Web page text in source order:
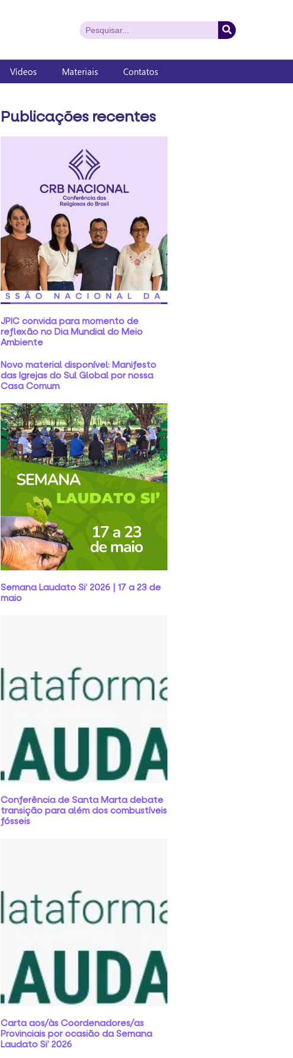
Vídeos Materiais Contatos
Publicações recentes
JPIC convida para momento de
reflexão no Dia Mundial do Meio
Ambiente
Novo material disponível: Manifesto
das Igrejas do Sul Global por nossa
Casa Comum
Semana Laudato Si’ 2026 | 17 a 23 de
maio
Conferência de Santa Marta debate
transição para além dos combustíveis
fósseis
Carta aos/às Coordenadores/as
Provinciais por ocasião da Semana
Laudato Si’ 2026